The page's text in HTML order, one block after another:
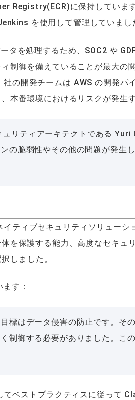
Registry(ECR)に保持していま
を使用して管理していまし
タを処理するため、SOC2 や
制御を備えていることが最大の
の開発チームは AWS の開発パ
本番環境におけるリスクが発生
リティアーキテクトである
の脆弱性やその他の問題が発生
ティブセキュリティソリューシ
を保護する能力、高度なセキュ
しました。
す：
目標はデータ侵害の防止です。そ
制御する必要がありました。こ
ベストプラクティスに従って